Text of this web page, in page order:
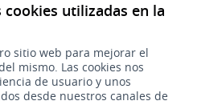
utilizadas en la
sitio web para mejorar el
mismo. Las cookies nos
de usuario y unos
desde nuestros canales de
externo)